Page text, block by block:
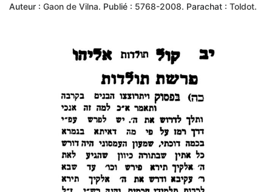
Auteur : Gaon de Vilna. Publié : 5768-2008. Parachat : Toldot.